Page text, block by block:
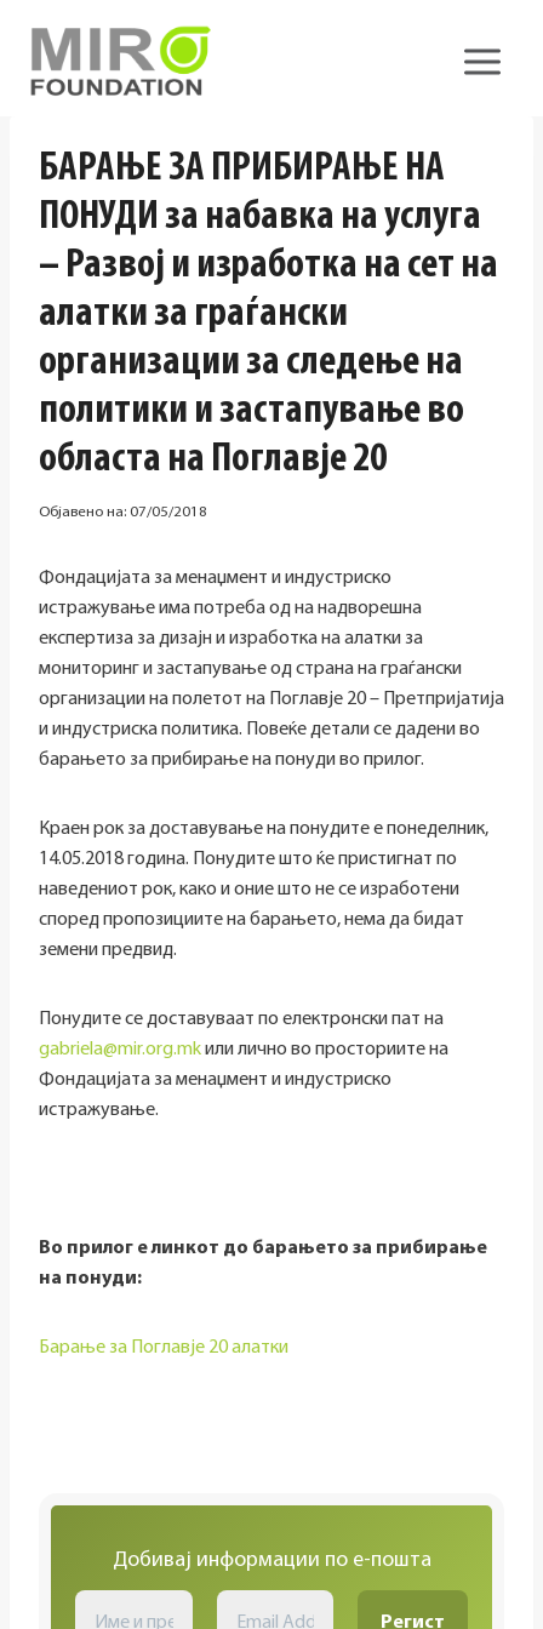
content
БАРАЊЕ ЗА ПРИБИРАЊЕ НА
ПОНУДИ за набавка на услуга
– Развој и изработка на сет на
алатки за граѓански
организации за следење на
политики и застапување во
областа на Поглавје 20
Објавено на: 07/05/2018
Фондацијата за менаџмент и индустриско
истражување има потреба од на надворешна
експертиза за дизајн и изработка на алатки за
мониторинг и застапување од страна на граѓански
организации на полетот на Поглавје 20 – Претпријатија
и индустриска политика. Повеќе детали се дадени во
барањето за прибирање на понуди во прилог.
Краен рок за доставување на понудите е понеделник,
14.05.2018 година. Понудите што ќе пристигнат по
наведениот рок, како и оние што не се изработени
според пропозициите на барањето, нема да бидат
земени предвид.
Понудите се доставуваат по електронски пат на
gabriela@mir.org.mkили лично во просториите на
Фондацијата за менаџмент и индустриско
истражување.
Во прилог е линкот до барањето за прибирање
на понуди:
Барање за Поглавје 20 алатки
Добивај информации по е-пошта